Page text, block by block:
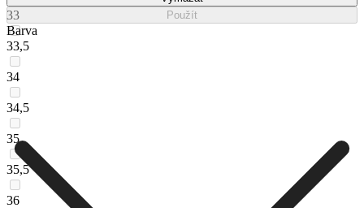
33
33,5
34
34,5
35
35,5
36
Použít
Barva